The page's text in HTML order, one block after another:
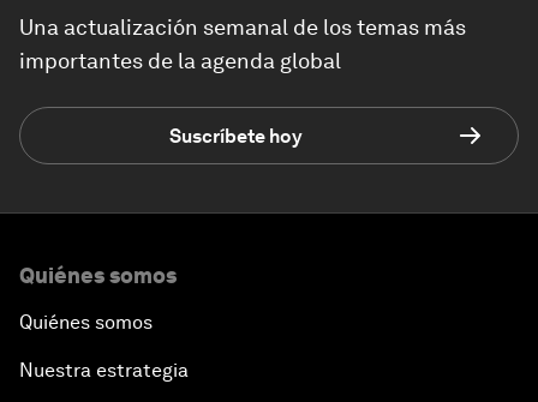
Una actualización semanal de los temas más
importantes de la agenda global
Suscríbete hoy
Quiénes somos
Quiénes somos
Nuestra estrategia